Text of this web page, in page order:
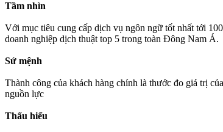
Tầm nhìn
Với mục tiêu cung cấp dịch vụ ngôn ngữ tốt nhất tới
doanh nghiệp dịch thuật top 5 trong toàn Đông Nam Á.
Sứ mệnh
Thành công của khách hàng chính là thước đo giá trị
nguồn lực
Thấu hiểu